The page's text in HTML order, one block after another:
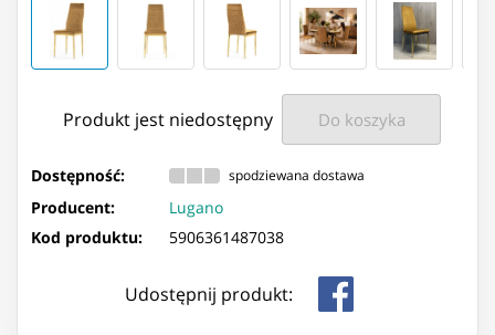
Produkt jest niedostępny Do koszyka
Dostępność: spodziewana dostawa
Producent:
Lugano
Kod produktu:
5906361487038
Udostępnij produkt: